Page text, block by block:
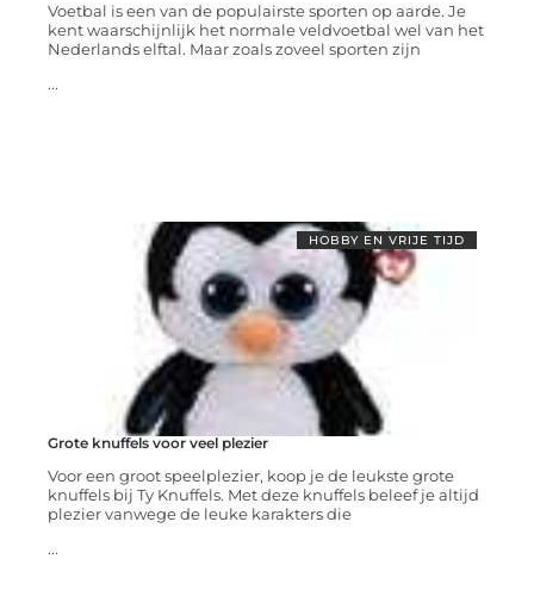
Voetbal is een van de populairste sporten op aarde. Je
kent waarschijnlijk het normale veldvoetbal wel van het
Nederlands elftal. Maar zoals zoveel sporten zijn
...
HOBBY EN VRIJE TIJD
Grote knuffels voor veel plezier
Voor een groot speelplezier, koop je de leukste grote
knuffels bij Ty Knuffels. Met deze knuffels beleef je altijd
plezier vanwege de leuke karakters die
...